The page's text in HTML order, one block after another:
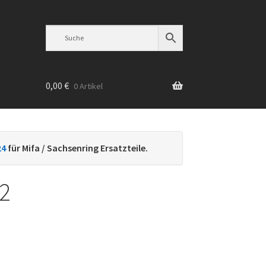
0,00 € 0 Artikel
für Mifa / Sachsenring Ersatzteile.